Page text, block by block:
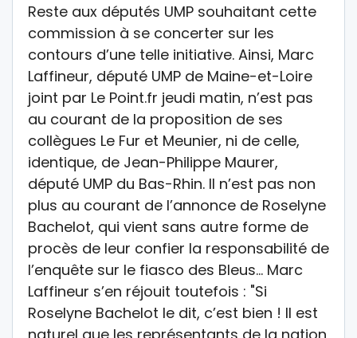
Reste aux députés UMP souhaitant cette
commission à se concerter sur les
contours d’une telle initiative. Ainsi, Marc
Laffineur, député UMP de Maine-et-Loire
joint par Le Point.fr jeudi matin, n’est pas
au courant de la proposition de ses
collègues Le Fur et Meunier, ni de celle,
identique, de Jean-Philippe Maurer,
député UMP du Bas-Rhin. Il n’est pas non
plus au courant de l’annonce de Roselyne
Bachelot, qui vient sans autre forme de
procès de leur confier la responsabilité de
l’enquête sur le fiasco des Bleus… Marc
Laffineur s’en réjouit toutefois : "Si
Roselyne Bachelot le dit, c’est bien ! Il est